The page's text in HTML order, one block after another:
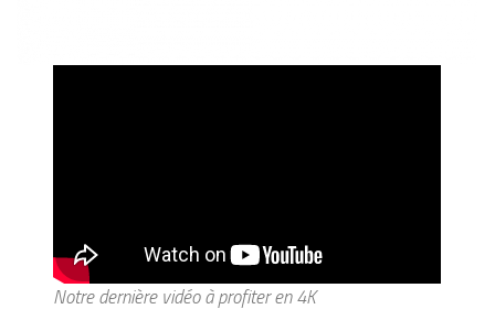
Notre dernière vidéo à profiter en 4K